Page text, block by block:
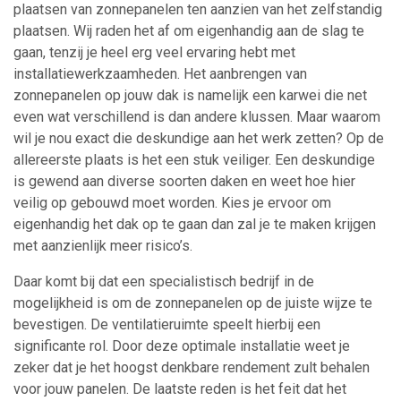
plaatsen van zonnepanelen ten aanzien van het zelfstandig
plaatsen. Wij raden het af om eigenhandig aan de slag te
gaan, tenzij je heel erg veel ervaring hebt met
installatiewerkzaamheden. Het aanbrengen van
zonnepanelen op jouw dak is namelijk een karwei die net
even wat verschillend is dan andere klussen. Maar waarom
wil je nou exact die deskundige aan het werk zetten? Op de
allereerste plaats is het een stuk veiliger. Een deskundige
is gewend aan diverse soorten daken en weet hoe hier
veilig op gebouwd moet worden. Kies je ervoor om
eigenhandig het dak op te gaan dan zal je te maken krijgen
met aanzienlijk meer risico’s.
Daar komt bij dat een specialistisch bedrijf in de
mogelijkheid is om de zonnepanelen op de juiste wijze te
bevestigen. De ventilatieruimte speelt hierbij een
significante rol. Door deze optimale installatie weet je
zeker dat je het hoogst denkbare rendement zult behalen
voor jouw panelen. De laatste reden is het feit dat het